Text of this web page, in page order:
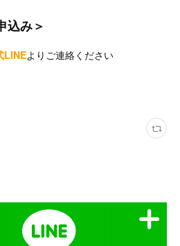
込み＞
LINEよりご連絡ください